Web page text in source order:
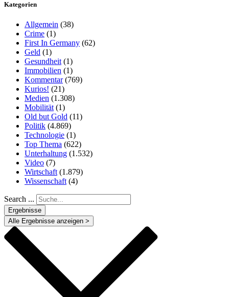
Kategorien
Allgemein (38)
Crime (1)
First In Germany (62)
Geld (1)
Gesundheit (1)
Immobilien (1)
Kommentar(769)
Kurios! (21)
Medien (1.308)
Mobilität (1)
Old but Gold (11)
Politik (4.869)
Technologie (1)
Top Thema (622)
Unterhaltung (1.532)
Video (7)
Wirtschaft (1.879)
Wissenschaft (4)
Search ...
Ergebnisse
Alle Ergebnisse anzeigen >